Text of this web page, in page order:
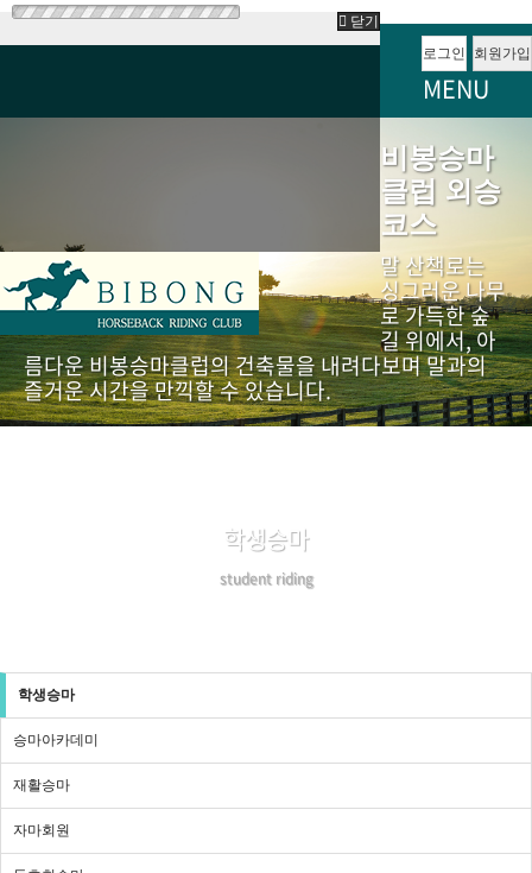
닫기
로그인
회원가입
MENU
비봉승마
클럽 외승
코스
말 산책로는
싱그러운 나무
로 가득한 숲
길 위에서, 아
름다운 비봉승마클럽의 건축물을 내려다보며 말과의
즐거운 시간을 만끽할 수 있습니다.
학생승마
student riding
학생승마
승마아카데미
재활승마
자마회원